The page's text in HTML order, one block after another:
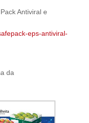
Antiviral e
eps-antiviral-
da